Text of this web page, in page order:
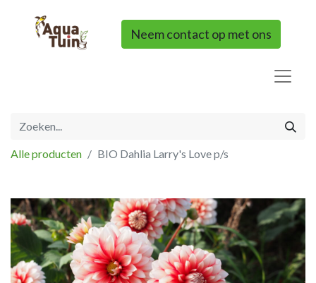
Neem contact op met ons
Alle producten BIO Dahlia Larry's Love p/s